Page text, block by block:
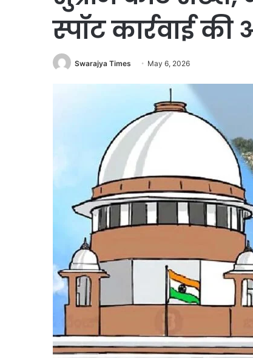
स्पॉट कार्रवाई
Swarajya Times May 6, 2026